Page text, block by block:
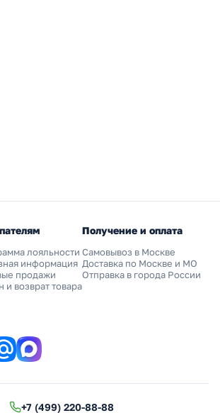
лояльности
информация
продажи
и возврат товара
Получение и оплата
Самовывоз в Москве
Доставка по Москве и МО
Отправка в города России
+7 (499) 220-88-88